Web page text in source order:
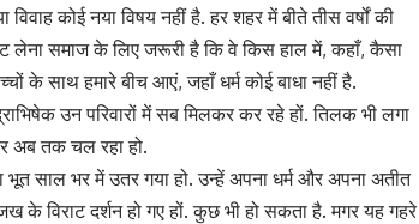
कोई नया विषय नहीं है. हर शहर में बीते तीस वर्षों की
लेना समाज के लिए जरूरी है कि वे किस हाल में, कहाँ, कैसा
के साथ हमारे बीच आएं, जहाँ धर्म कोई बाधा नहीं है.
उन परिवारों में सब मिलकर कर रहे हों. तिलक भी लगा
अब तक चल रहा हो.
साल भर में उतर गया हो. उन्हें अपना धर्म और अपना अतीत
के विराट दर्शन हो गए हों. कुछ भी हो सकता है. मगर यह गहरे